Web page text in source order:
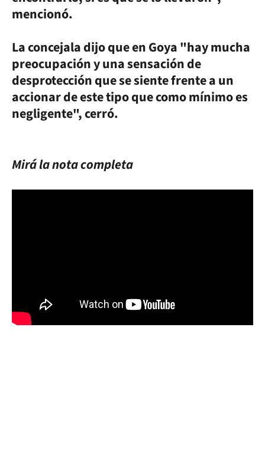
mencionó.
La concejala dijo que en Goya "hay mucha
preocupación y una sensación de
desprotección que se siente frente a un
accionar de este tipo que como mínimo es
negligente", cerró.
Mirá la nota completa